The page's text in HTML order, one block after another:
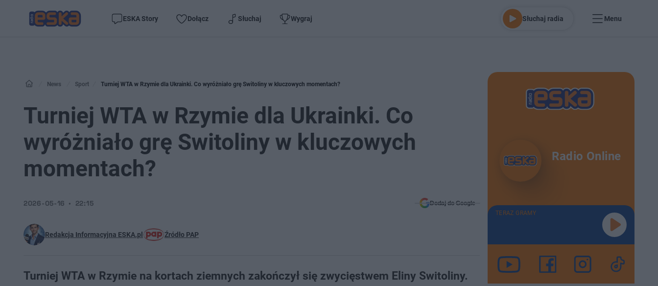
ESKA Story Dołącz Słuchaj Wygraj Słuchaj radia Menu
News Sport Turniej WTA w Rzymie dla Ukrainki. Co wyróżniało grę Switoliny w kluczowych momentach?
Turniej WTA w Rzymie dla Ukrainki. Co
wyróżniało grę Switoliny w kluczowych
momentach?
Redakcja Informacyjna ESKA.pl Źródło PAP
2026-05-16 22:15 Dodaj do Google
Turniej WTA w Rzymie na kortach ziemnych zakończył się zwycięstwem Eliny Switoliny.
Radio Online
TERAZ GRAMY